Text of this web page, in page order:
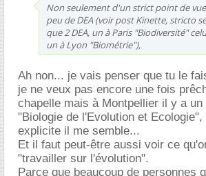
Non seulement d'un strict point de
peu de DEA (voir post Kinette, stricto
que 2 DEA, un à Paris "Biodiversité"
un à Lyon "Biométrie"),
Ah non... je vais penser que tu le
je ne veux pas encore une fois
chapelle mais à Montpellier il y a un
"Biologie de l'Evolution et
explicite il me semble...
Et il faut peut-être aussi voir ce
"travailler sur l'évolution".
Parce que beaucoup de personnes